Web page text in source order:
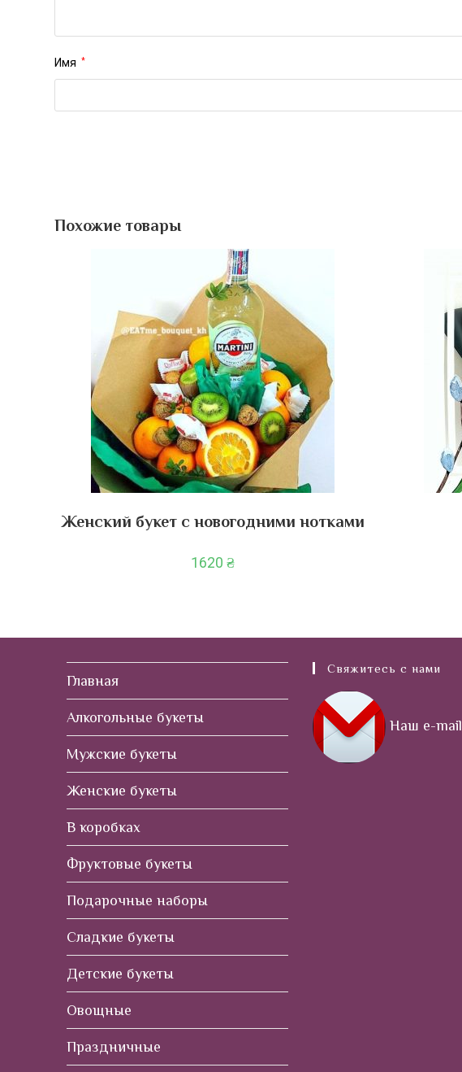
Имя *
Похожие товары
Женский букет с новогодними нотками
1620₴
Главная
Алкогольные букеты
Мужские букеты
Женские букеты
В коробках
Фруктовые букеты
Подарочные наборы
Сладкие букеты
Детские букеты
Овощные
Праздничные
Свяжитесь с нами
Наш e-mail